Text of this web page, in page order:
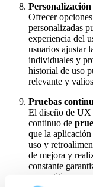
Ofrecer
personalizadas
experiencia del
usuarios ajustar
individuales y
historial de uso
relevante y
Pruebas
El diseño de UX
continuo de
que la
uso y
de mejora y
constante
competitiva en